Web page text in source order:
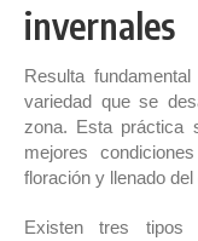
invernales
Resulta
variedad que se
zona. Esta práctica
mejores
floración y llenado del
Existen tres tipos